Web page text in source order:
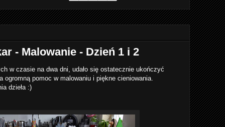
- Malowanie - Dzień 1 i 2
w czasie na dwa dni, udało się ostatecznie ukończyć
ogromną pomoc w malowaniu i piękne cieniowania.
dzieła :)